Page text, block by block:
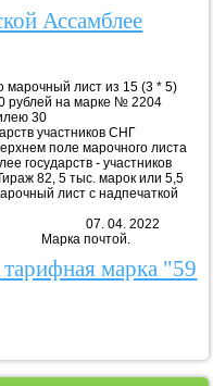
Ассамблее
марочный лист из 15 (3 * 5)
рублей на марке № 2204
30
участников СНГ
поле марочного листа
государств - участников
82, 5 тыс. марок или 5,5
лист с надпечаткой
2022
марка "59